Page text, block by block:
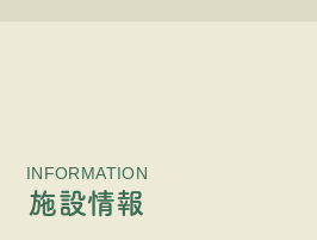
INFORMATION
施設情報